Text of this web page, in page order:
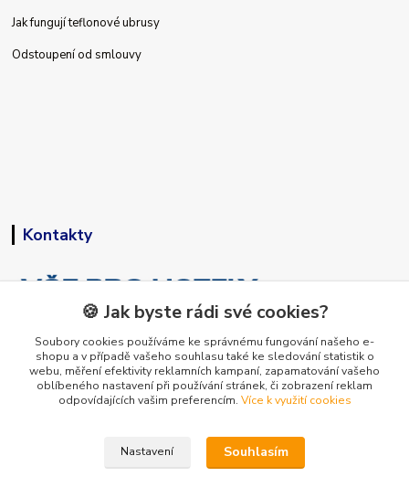
Jak fungují teflonové ubrusy
Odstoupení od smlouvy
Kontakty
+420 773 794 023
Pondělí-pátek 9-15 hodin
🍪 Jak byste rádi své cookies?
Soubory cookies používáme ke správnému fungování našeho e-
shopu a v případě vašeho souhlasu také ke sledování statistik o
webu, měření efektivity reklamních kampaní, zapamatování vašeho
oblíbeného nastavení při používání stránek, či zobrazení reklam
odpovídajících vašim preferencím. Více k využití cookies
Nastavení Souhlasím